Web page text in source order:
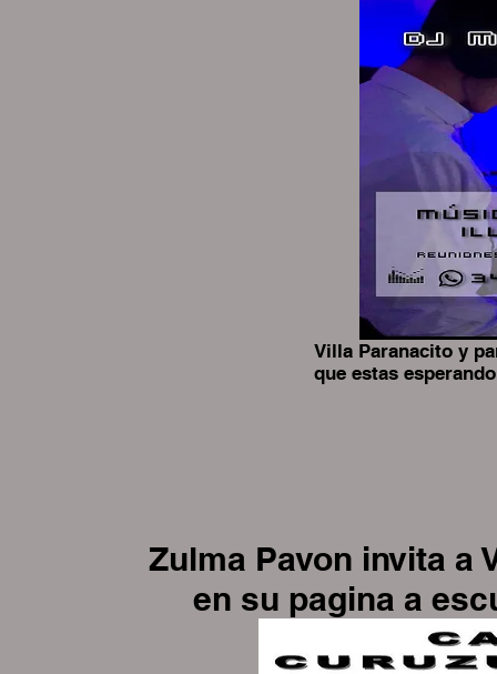
Villa Paranacito y
que estas
Zulma Pavon invita
en su pagina a